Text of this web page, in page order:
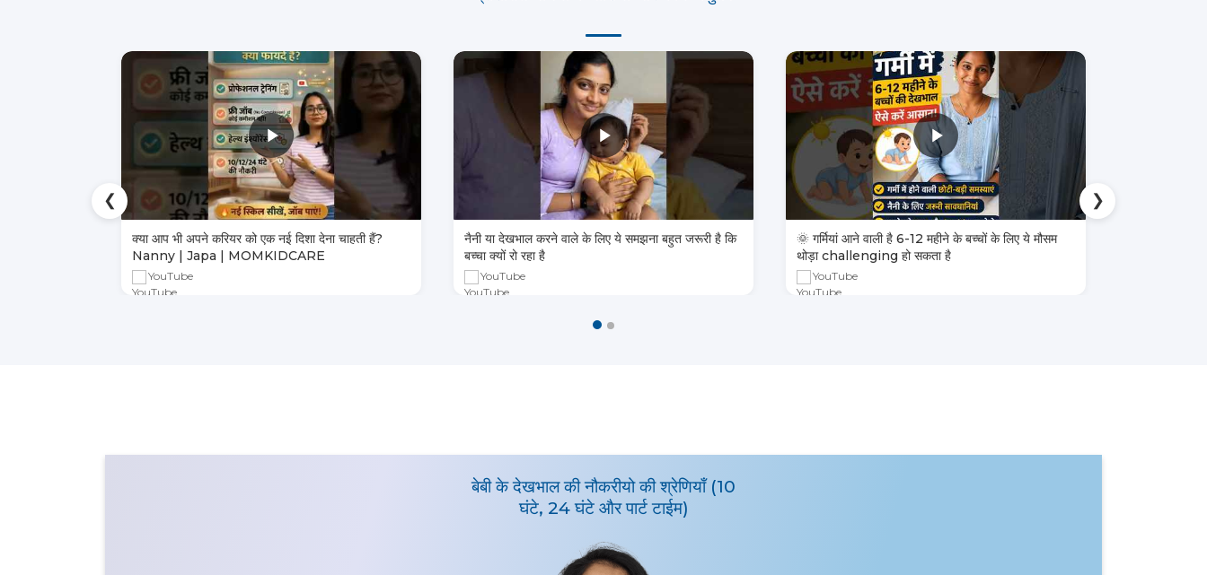
क्या आप भी अपने करियर को एक नई दिशा देना चाहती हैं?
Nanny | Japa | MOMKIDCARE
YouTube
नैनी या देखभाल करने वाले के लिए ये समझना बहुत जरूरी है कि
बच्चा क्यों रो रहा है
YouTube
🌞 गर्मियां आने वाली है 6-12 महीने के बच्चों के लिए ये मौसम
थोड़ा challenging हो सकता है
YouTube
❮ ❯
बेबी के देखभाल की नौकरीयो की श्रेणियाँ (10
घंटे, 24 घंटे और पार्ट टाईम)